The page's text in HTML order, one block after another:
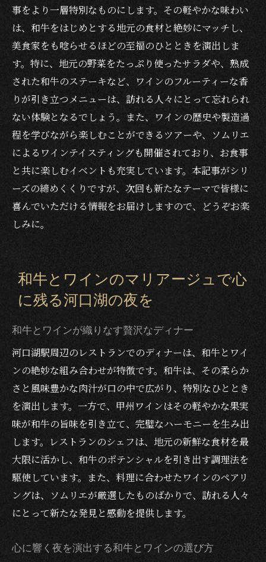
事をより一層特別なものにします。その軽やかな味わい
は、和牛をはじめとする地元の食材と絶妙にマッチし、
美食家をも唸らせるほどの至福のひとときを演出しま
す。特に、地元の野菜をたっぷり使ったサラダや、熟成
された和牛のステーキなど、ワインのフルーティーな香
りが引き立つメニューは、訪れる人々にとって忘れられ
ない体験となるでしょう。また、ワインの歴史や製造過
程を学びながら楽しむことができるツアーや、ソムリエ
によるワインテイスティングも開催されており、お食事
と共に楽しむイベントも充実しています。本記事がシリ
ーズの締めくくりですが、次回も新たなテーマで皆様に
喜んでいただける情報をお届けしますので、どうぞお楽
しみに。
和牛とワインのマリアージュで心
に残る河口湖の夜を
和牛とワインが織りなす贅沢なディナー
河口湖駅周辺のレストランでのディナーは、和牛とワイ
ンの絶妙な組み合わせが特徴です。和牛は、その柔らか
さと風味豊かな肉汁が口の中で広がり、特別なひととき
を演出します。一方で、甲州ワインはその軽やかな果実
味が和牛の旨味を引き立て、完璧なハーモニーを生み出
します。レストランのシェフは、地元の新鮮な食材を最
大限に活かし、和牛のポテンシャルを引き出す調理法を
駆使しています。また、料理に合わせたワインのペアリ
ングは、ソムリエが厳選したものばかりで、訪れる人々
にとって新たな発見と感動を提供します。
心に響く夜を演出する和牛とワインの選び方